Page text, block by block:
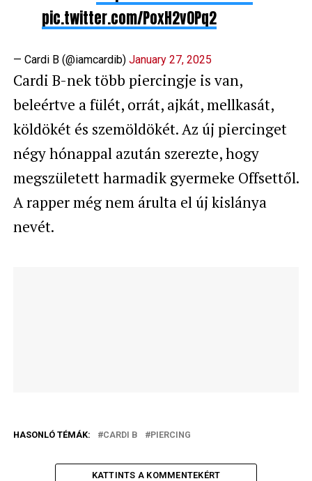
pic.twitter.com/PoxH2v0Pq2
— Cardi B (@iamcardib) January 27, 2025
Cardi B-nek több piercingje is van,
beleértve a fülét, orrát, ajkát, mellkasát,
köldökét és szemöldökét. Az új piercinget
négy hónappal azután szerezte, hogy
megszületett harmadik gyermeke Offsettől.
A rapper még nem árulta el új kislánya
nevét.
HASONLÓ TÉMÁK: CARDI B PIERCING
KATTINTS A KOMMENTEKÉRT